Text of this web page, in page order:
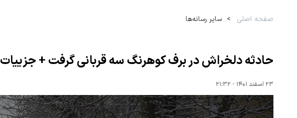
صفحه اصلی سایر رسانه‌ها
حادثه دلخراش در برف کوهرنگ سه قربانی گرفت + جزییات
۲۳ اسفند ۱۴۰۱ - ۲۱:۳۲